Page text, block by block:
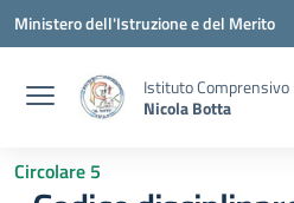
Vai ai contenuti
Vai al menu di navigazione
Vai al footer
Ministero dell'Istruzione e del Merito
Istituto Comprensivo
Nicola Botta
Circolare 5